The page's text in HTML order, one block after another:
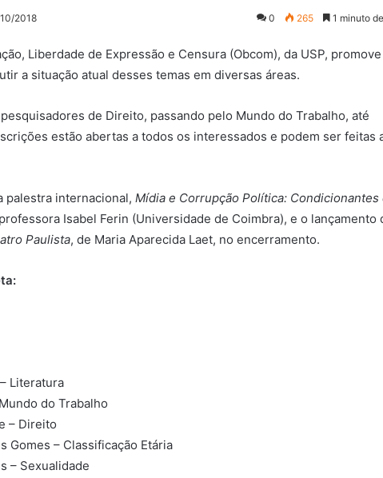
2018 0 265 1 minuto
Liberdade de Expressão e Censura (Obcom), da USP,
a situação atual desses temas em diversas áreas.
de Direito, passando pelo Mundo do Trabalho, até
estão abertas a todos os interessados e podem ser feitas
palestra internacional, Mídia e Corrupção Política: Condicionantes
Isabel Ferin (Universidade de Coimbra), e o lançamento
Paulista, de Maria Aparecida Laet, no encerramento.
Literatura
do Trabalho
– Direito
Gomes – Classificação Etária
– Sexualidade